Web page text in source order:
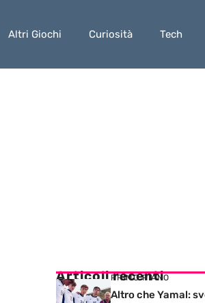
Altri Giochi Curiosità Tech
Articoli recenti
PRIMO PIANO
Altro che Yamal: